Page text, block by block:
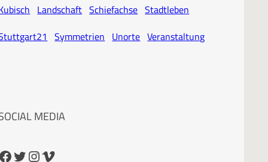
Landschaft Schiefachse Stadtleben
Symmetrien Unorte Veranstaltung
MEDIA
Twitter InstagramVimeo